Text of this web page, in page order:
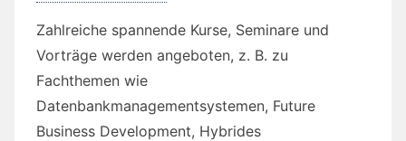
Zahlreiche spannende Kurse, Seminare und
Vorträge werden angeboten, z. B. zu
Fachthemen wie
Datenbankmanagementsystemen, Future
Business Development, Hybrides